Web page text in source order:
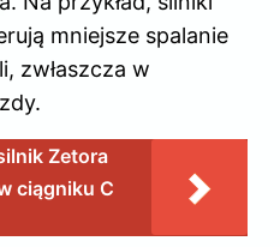
mniejsze spalanie
zwłaszcza w
Zetora
ciągniku C